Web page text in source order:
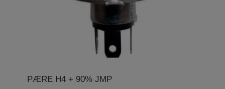
PÆRE H4 + 90% JMP